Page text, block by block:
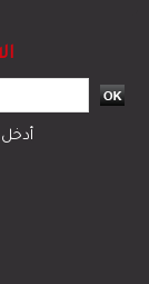
أدخل